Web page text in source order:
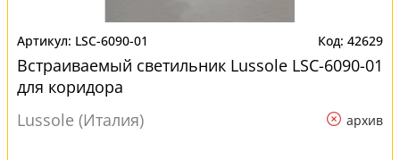
LSC-6090-01 42629
Встраиваемый светильник Lussole LSC-6090-01
для коридора
Lussole (Италия)
архив